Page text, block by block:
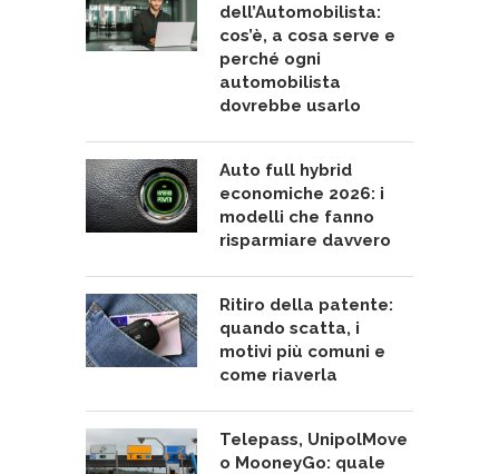
dell’Automobilista:
cos’è, a cosa serve e
perché ogni
automobilista
dovrebbe usarlo
Auto full hybrid
economiche 2026: i
modelli che fanno
risparmiare davvero
Ritiro della patente:
quando scatta, i
motivi più comuni e
come riaverla
Telepass, UnipolMove
o MooneyGo: quale